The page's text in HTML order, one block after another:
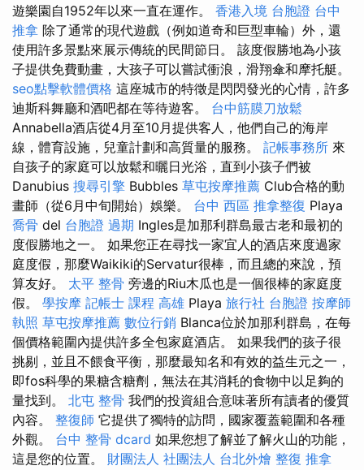
遊樂園自1952年以來一直在運作。 香港入境 台胞證 台中
推拿 除了通常的現代遊戲（例如道奇和巨型車輪）外，還
使用許多景點來展示傳統的民間節日。 該度假勝地為小孩
子提供免費動畫，大孩子可以嘗試衝浪，滑翔傘和摩托艇。
seo點擊軟體價格 這座城市的特徵是閃閃發光的心情，許多
迪斯科舞廳和酒吧都在等待遊客。 台中筋膜刀放鬆
Annabella酒店從4月至10月提供客人，他們自己的海岸
線，體育設施，兒童計劃和高質量的服務。 記帳事務所 來
自孩子的家庭可以放鬆和曬日光浴，直到小孩子們被
Danubius 搜尋引擎 Bubbles 草屯按摩推薦 Club合格的動
畫師（從6月中旬開始）娛樂。 台中 西區 推拿整復 Playa
喬骨 del 台胞證 過期 Ingles是加那利群島最古老和最初的
度假勝地之一。 如果您正在尋找一家宜人的酒店來度過家
庭度假，那麼Waikiki的Servatur很棒，而且總的來說，預
算友好。 太平 整骨 旁邊的Riu木瓜也是一個很棒的家庭度
假。 學按摩 記帳士 課程 高雄 Playa 旅行社 台胞證 按摩師
執照 草屯按摩推薦 數位行銷 Blanca位於加那利群島，在每
個價格範圍內提供許多全包家庭酒店。 如果我們的孩子很
挑剔，並且不餵食平衡，那麼最知名和有效的益生元之一，
即fos科學的果糖含糖劑，無法在其消耗的食物中以足夠的
量找到。 北屯 整骨 我們的投資組合意味著所有讀者的優質
內容。 整復師 它提供了獨特的訪問，國家覆蓋範圍和各種
外觀。 台中 整骨 dcard 如果您想了解並了解火山的功能，
這是您的位置。 財團法人 社團法人 台北外燴 整復 推拿